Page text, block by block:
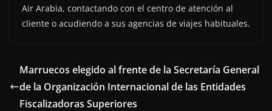
Air Arabia, contactando con el centro de atención al
cliente o acudiendo a sus agencias de viajes habituales.
Marruecos elegido al frente de la Secretaría General
de la Organización Internacional de las Entidades
Fiscalizadoras Superiores